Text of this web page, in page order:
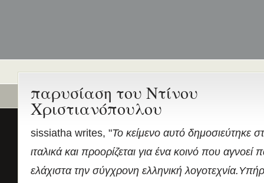
παρυσίαση του Ντίνου
Χριστιανόπουλου
sissiatha writes, "Το κείμενο αυτό δημοσιεύτηκε
ιταλικά και προορίζεται για ένα κοινό που αγνοεί
ελάχιστα την σύγχρονη ελληνική
Ποιοι είναι εδώ
Είναι εδώ αυτή τη στιγμή
1 επισκέπτης.
Ενεργά θέματα
συζήτησης
Διδασκαλία της Ελληνικής ως
(Εξ Αποστάσεως) από το Παν/
Λευκωσίας σε συνεργασία με